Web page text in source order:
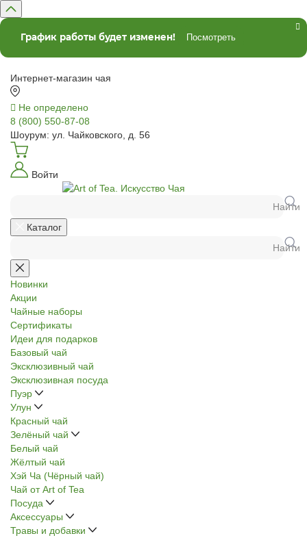
График работы будет изменен! Посмотреть
Интернет-магазин чая
Не определено
8 (800) 550-87-08
Шоурум: ул. Чайковского, д. 56
Войти
Найти
Каталог
Найти
Новинки
Акции
Чайные наборы
Сертификаты
Идеи для подарков
Базовый чай
Эксклюзивный чай
Эксклюзивная посуда
Пуэр
Улун
Красный чай
Зелёный чай
Белый чай
Жёлтый чай
Хэй Ча (Чёрный чай)
Чай от Art of Tea
Посуда
Аксессуары
Травы и добавки